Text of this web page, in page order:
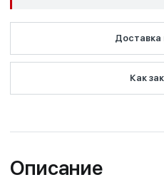
Доставка
Как
Описание